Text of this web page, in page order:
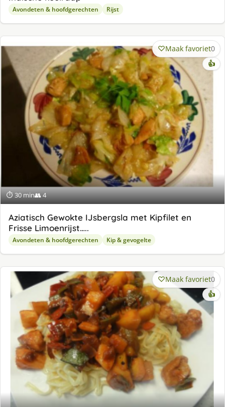
Avondeten & hoofdgerechten Rijst
⏱ 30 min👥 4
Maak favoriet0
👍
Aziatisch Gewokte IJsbergsla met Kipfilet en
Frisse Limoenrijst…..
Avondeten & hoofdgerechten Kip & gevogelte
Maak favoriet0
👍